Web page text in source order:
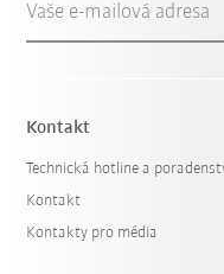
Vaše e-mailová adresa
Kontakt
Technická hotline a
Kontakt
Kontakty pro média